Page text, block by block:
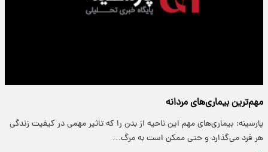
مهم‌ترین بیماری‌های مردانه
پارسینه: بیماری‌های مهم این ناحیه از بدن را كه تاثیر مهمی در كیفیت زندگی
هر فرد می‌گذارد و حتی ممكن است به مرگ…